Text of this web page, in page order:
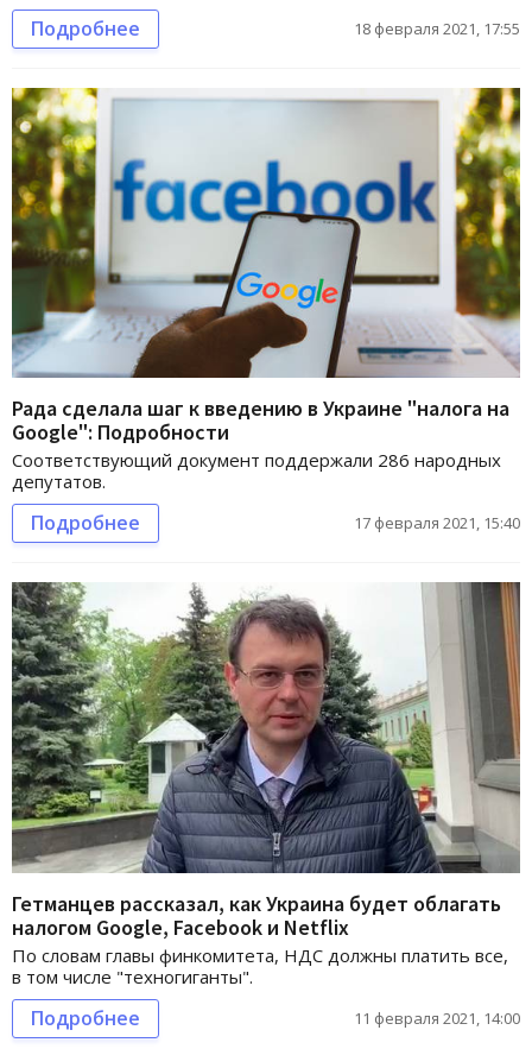
Подробнее 18 февраля 2021, 17:55
Рада сделала шаг к введению в Украине "налога на
Google": Подробности
Соответствующий документ поддержали 286 народных
депутатов.
Подробнее 17 февраля 2021, 15:40
Гетманцев рассказал, как Украина будет облагать
налогом Google, Facebook и Netflix
По словам главы финкомитета, НДС должны платить все,
в том числе "техногиганты".
Подробнее 11 февраля 2021, 14:00